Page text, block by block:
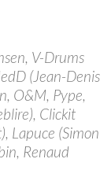
V-Drums
(Jean-Denis
O&M, Pype,
Clickit
Lapuce (Simon
Renaud